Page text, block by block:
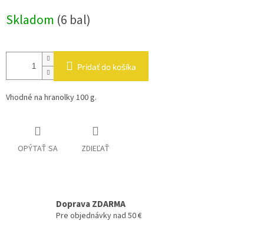
cena:
Skladom (6 bal)
Pridať do košíka
Vhodné na hranolky 100 g.
OPÝTAŤ SA ZDIEĽAŤ
Doprava ZDARMA
Pre objednávky nad 50 €